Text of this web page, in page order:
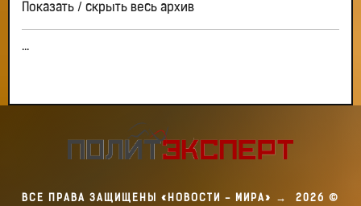
Показать / скрыть весь архив
...
ВСЕ ПРАВА ЗАЩИЩЕНЫ «НОВОСТИ - МИРА» → 2026 ©